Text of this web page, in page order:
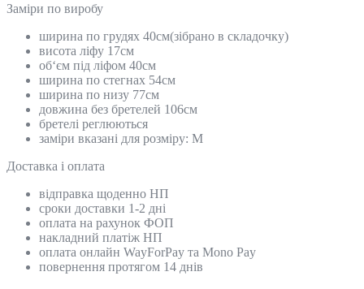
Замiри по виробу
ширина по грудях 40см(зібрано в складочку)
висота ліфу 17см
об‘єм під ліфом 40см
ширина по стегнах 54см
ширина по низу 77см
довжина без бретелей 106см
бретелі реглюються
заміри вказані для розміру: М
Доставка і оплата
відправка щоденно НП
сроки доставки 1-2 дні
оплата на рахунок ФОП
накладний платіж НП
оплата онлайн WayForPay та Mono Pay
повернення протягом 14 днів